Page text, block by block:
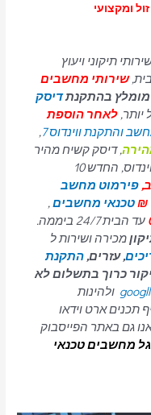
ומקצועי
תיקוני ויעוץ
שירותי מחשבים
מומלץ בהתקנתדיסק
יותר, לאחר הוספת
והתקנת ווינדוס 7 ,
, דיסק קשיח מהיר
ביותר משדרג את המחשב, התקנת ווינדוס, החדש 10
פירמוט מחשב
טכנאי מחשבים,
עד הבית 24/7 ביממה.
מכירה ושירות ל
, עזרים,התקנת
כרוך בתשלום לא
ולהינות
תכנים ארט וידאו
גם באתר הפייסבוק
מחשבים טכנאי